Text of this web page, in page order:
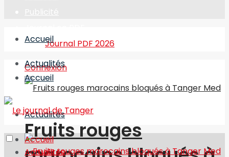
Journal PDF 2026
Connexion
Accueil
Actualités
Fruits rouges
Accueil
Actualités
Accueil
Actualités